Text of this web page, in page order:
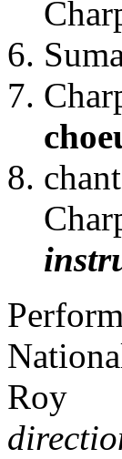
chant
Roy